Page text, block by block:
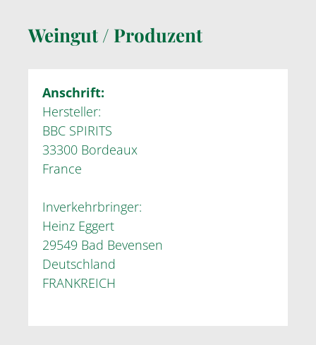
Weingut / Produzent
Anschrift:
Hersteller:
BBC SPIRITS
33300 Bordeaux
France
Inverkehrbringer:
Heinz Eggert
29549 Bad Bevensen
Deutschland
FRANKREICH